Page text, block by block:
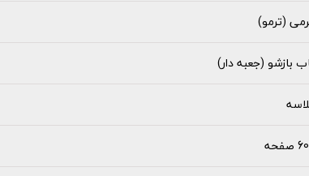
(ترمو)
بازشو (جعبه دار)